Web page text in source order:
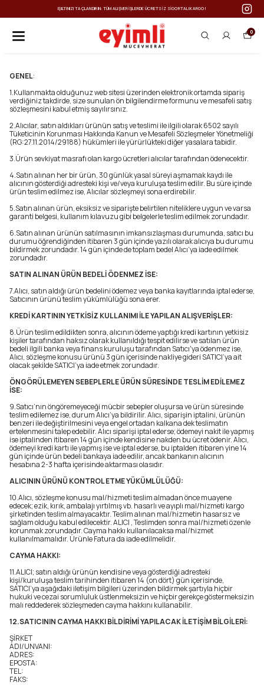
IŞILTINIZI TAÇLANDIRIN: TÜM ALIŞVERIŞLERDE ÜCRETSIZ
0
GENEL:
1.Kullanmakta olduğunuz web sitesi üzerinden elektronik ortamda sipariş
verdiğiniz takdirde, size sunulan ön bilgilendirme formunu ve mesafeli satış
sözleşmesini kabul etmiş sayılırsınız.
2.Alıcılar, satın aldıkları ürünün satış ve teslimi ile ilgili olarak 6502 sayılı
Tüketicinin Korunması Hakkında Kanun ve Mesafeli Sözleşmeler Yönetmeliği
(RG:27.11.2014/29188) hükümleri ile yürürlükteki diğer yasalara tabidir.
3.Ürün sevkiyat masrafı olan kargo ücretleri alıcılar tarafından ödenecektir.
4.Satın alınan her bir ürün, 30 günlük yasal süreyi aşmamak kaydı ile
alıcının gösterdiği adresteki kişi ve/veya kuruluşa teslim edilir. Bu süre içinde
ürün teslim edilmez ise, Alıcılar sözleşmeyi sona erdirebilir.
5.Satın alınan ürün, eksiksiz ve siparişte belirtilen niteliklere uygun ve varsa
garanti belgesi, kullanım kılavuzu gibi belgelerle teslim edilmek zorundadır.
6.Satın alınan ürünün satılmasının imkansızlaşması durumunda, satıcı bu
durumu öğrendiğinden itibaren 3 gün içinde yazılı olarak alıcıya bu durumu
bildirmek zorundadır. 14 gün içinde de toplam bedel Alıcı’ya iade edilmek
zorundadır.
SATIN ALINAN ÜRÜN BEDELİ ÖDENMEZ İSE:
7.Alıcı, satın aldığı ürün bedelini ödemez veya banka kayıtlarında iptal ederse,
Satıcının ürünü teslim yükümlülüğü sona erer.
KREDİ KARTININ YETKİSİZ KULLANIMI İLE YAPILAN ALIŞVERİŞLER:
8.Ürün teslim edildikten sonra, alıcının ödeme yaptığı kredi kartının yetkisiz
kişiler tarafından haksız olarak kullanıldığı tespit edilirse ve satılan ürün
bedeli ilgili banka veya finans kuruluşu tarafından Satıcı'ya ödenmez ise,
Alıcı, sözleşme konusu ürünü 3 gün içerisinde nakliye gideri SATICI’ya ait
olacak şekilde SATICI’ya iade etmek zorundadır.
ÖNGÖRÜLEMEYEN SEBEPLERLE ÜRÜN SÜRESİNDE TESLİM EDİLEMEZ
İSE:
9.Satıcı’nın öngöremeyeceği mücbir sebepler oluşursa ve ürün süresinde
teslim edilemez ise, durum Alıcı’ya bildirilir. Alıcı, siparişin iptalini, ürünün
benzeri ile değiştirilmesini veya engel ortadan kalkana dek teslimatın
ertelenmesini talep edebilir. Alıcı siparişi iptal ederse; ödemeyi nakit ile yapmış
ise iptalinden itibaren 14 gün içinde kendisine nakden bu ücret ödenir. Alıcı,
ödemeyi kredi kartı ile yapmış ise ve iptal ederse, bu iptalden itibaren yine 14
gün içinde ürün bedeli bankaya iade edilir, ancak bankanın alıcının
hesabına 2-3 hafta içerisinde aktarması olasıdır.
ALICININ ÜRÜNÜ KONTROL ETME YÜKÜMLÜLÜĞÜ:
10.Alıcı, sözleşme konusu mal/hizmeti teslim almadan önce muayene
edecek; ezik, kırık, ambalajı yırtılmış vb. hasarlı ve ayıplı mal/hizmeti kargo
şirketinden teslim almayacaktır. Teslim alınan mal/hizmetin hasarsız ve
sağlam olduğu kabul edilecektir. ALICI , Teslimden sonra mal/hizmeti özenle
korunmak zorundadır. Cayma hakkı kullanılacaksa mal/hizmet
kullanılmamalıdır. Ürünle Fatura da iade edilmelidir.
CAYMA HAKKI:
11.ALICI; satın aldığı ürünün kendisine veya gösterdiği adresteki
kişi/kuruluşa teslim tarihinden itibaren 14 (on dört) gün içerisinde,
SATICI’ya aşağıdaki iletişim bilgileri üzerinden bildirmek şartıyla hiçbir
hukuki ve cezai sorumluluk üstlenmeksizin ve hiçbir gerekçe göstermeksizin
malı reddederek sözleşmeden cayma hakkını kullanabilir.
12.SATICININ CAYMA HAKKI BİLDİRİMİ YAPILACAK İLETİŞİM BİLGİLERİ:
ŞİRKET
ADI/UNVANI:
ADRES:
EPOSTA:
TEL:
FAKS: